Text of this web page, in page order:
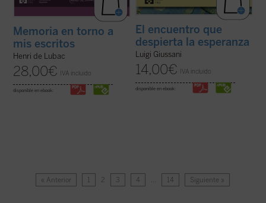
Memoria en torno a
mis escritos
Henri de Lubac
28,00€ IVA incluido
disponible en ebook:
El encuentro que
despierta la esperanza
Luigi Giussani
14,00€ IVA incluido
disponible en ebook:
« Anterior 1 2 3 4 … 14 Siguiente »